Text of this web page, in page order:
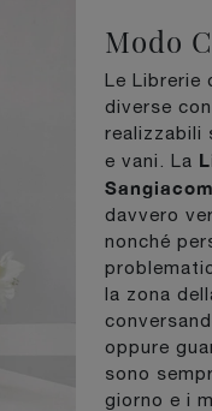
Modo
Le Librerie
diverse
realizzabili
e vani. La
davvero
nonché
la zona
oppure
sono
giorno e i